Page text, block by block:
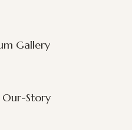
Gallery
Our-Story